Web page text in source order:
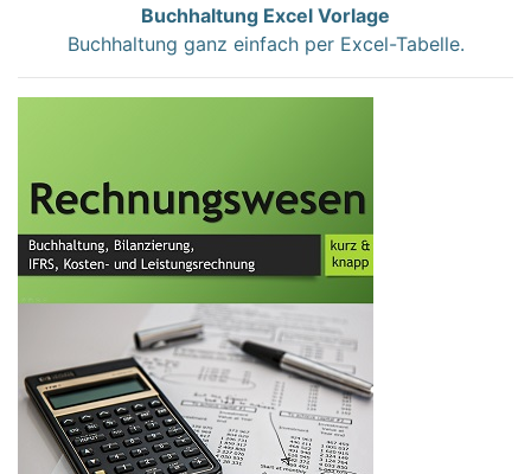
Buchhaltung Excel Vorlage
Buchhaltung ganz einfach per Excel-Tabelle.